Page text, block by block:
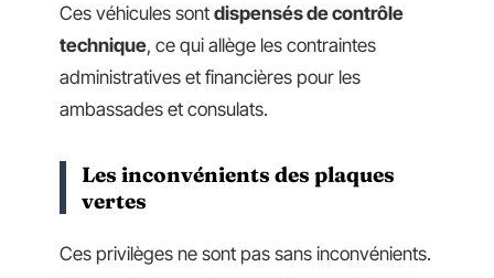
Ces véhicules sont dispensés de contrôle
technique, ce qui allège les contraintes
administratives et financières pour les
ambassades et consulats.
Les inconvénients des plaques
vertes
Ces privilèges ne sont pas sans inconvénients.